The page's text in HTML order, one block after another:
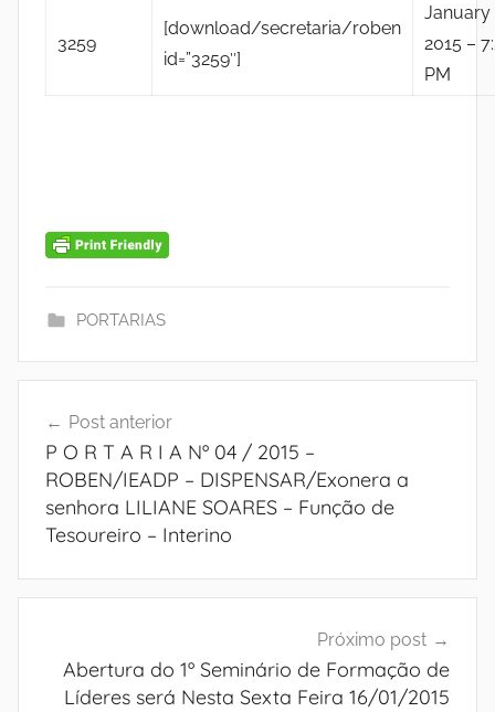
3259
[download/secretaria/roben
id=”3259″]
January
2015 –
PM
PORTARIAS
de
Post
Post anterior
P O R T A R I A Nº 04 / 2015 –
ROBEN/IEADP – DISPENSAR/Exonera a
senhora LILIANE SOARES – Função de
Tesoureiro – Interino
Próximo post
Abertura do 1º Seminário de Formação de
Líderes será Nesta Sexta Feira 16/01/2015